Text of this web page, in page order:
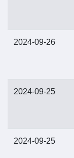
2024-09-26
2024-09-25
2024-09-25